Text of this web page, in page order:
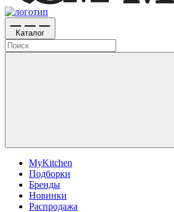
Каталог
MyKitchen
Подборки
Бренды
Новинки
Распродажа